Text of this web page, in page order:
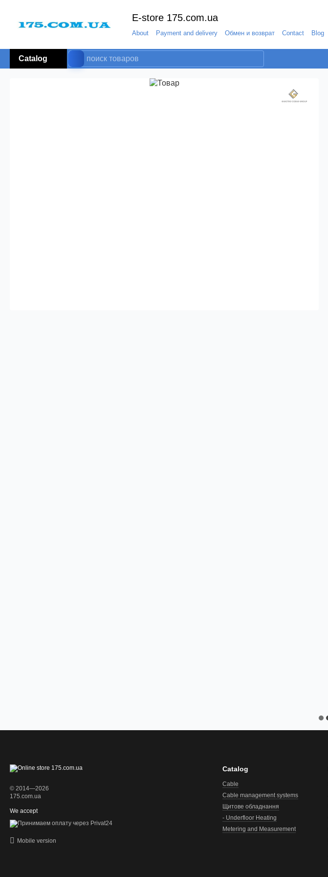
E-store 175.com.ua
About Payment and delivery Обмен и возврат Contact Blog
Catalog
© 2014—2026
175.com.ua
We accept
Mobile version
Catalog
Cable
Cable management systems
Щитове обладнання
- Underfloor Heating
Metering and Measurement